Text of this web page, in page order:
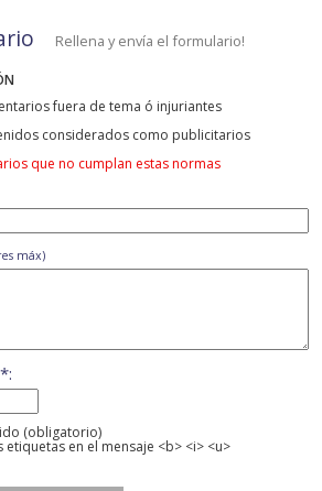
Rellena y envía el formulario!
fuera de tema ó injuriantes
considerados como publicitarios
que no cumplan estas normas
máx)
(obligatorio)
etiquetas en el mensaje <b> <i> <u>